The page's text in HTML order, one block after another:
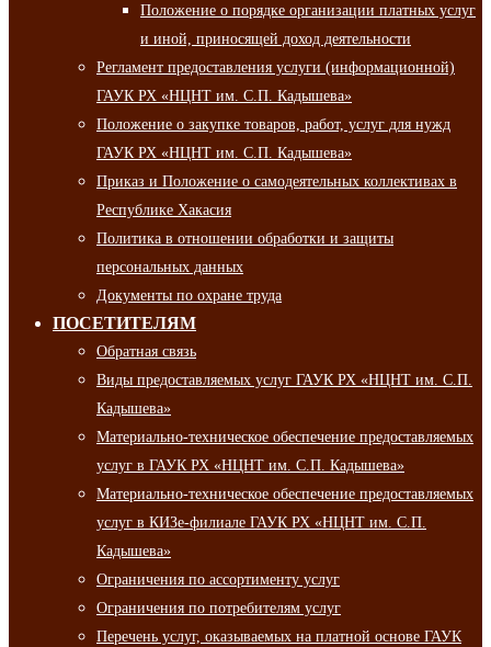
Положение о порядке организации платных услуг
и иной, приносящей доход деятельности
Регламент предоставления услуги (информационной)
ГАУК РХ «НЦНТ им. С.П. Кадышева»
Положение о закупке товаров, работ, услуг для нужд
ГАУК РХ «НЦНТ им. С.П. Кадышева»
Приказ и Положение о самодеятельных коллективах в
Республике Хакасия
Политика в отношении обработки и защиты
персональных данных
Документы по охране труда
ПОСЕТИТЕЛЯМ
Обратная связь
Виды предоставляемых услуг ГАУК РХ «НЦНТ им. С.П.
Кадышева»
Материально-техническое обеспечение предоставляемых
услуг в ГАУК РХ «НЦНТ им. С.П. Кадышева»
Материально-техническое обеспечение предоставляемых
услуг в КИЗе-филиале ГАУК РХ «НЦНТ им. С.П.
Кадышева»
Ограничения по ассортименту услуг
Ограничения по потребителям услуг
Перечень услуг, оказываемых на платной основе ГАУК